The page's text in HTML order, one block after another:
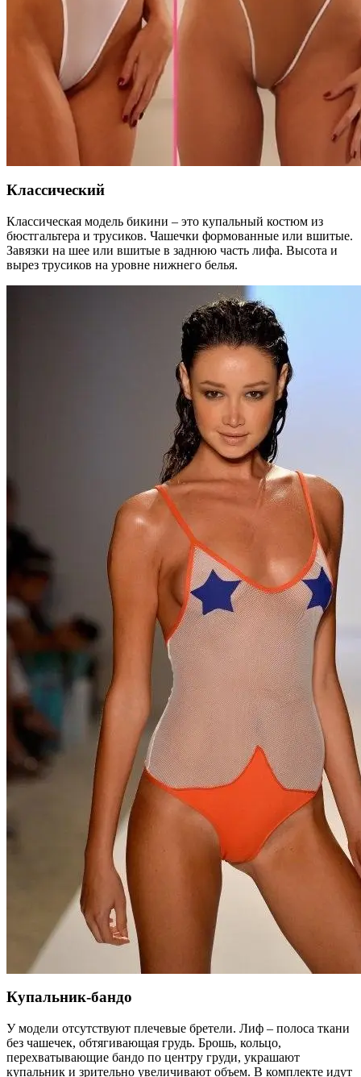
Классический
Классическая модель бикини – это купальный костюм из
бюстгальтера и трусиков. Чашечки формованные или вшитые.
Завязки на шее или вшитые в заднюю часть лифа. Высота и
вырез трусиков на уровне нижнего белья.
Купальник-бандо
У модели отсутствуют плечевые бретели. Лиф – полоса ткани
без чашечек, обтягивающая грудь. Брошь, кольцо,
перехватывающие бандо по центру груди, украшают
купальник и зрительно увеличивают объем. В комплекте идут